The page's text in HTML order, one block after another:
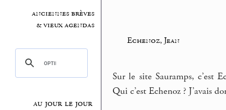
anciennes brèves
& vieux agendas
au jour le jour
Echenoz, Jean
Sur le site Sauramps, c’est
Qui c’est Echenoz ? J’avais